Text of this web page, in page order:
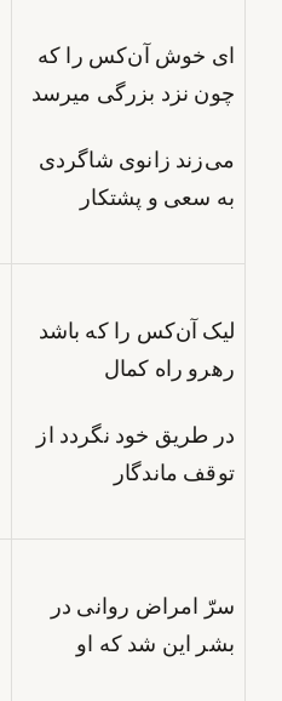
ای خوش آن‌کس را که
چون نزد بزرگی میرسد
می‌زند زانوی شاگردی
به سعی و پشتکار
لیک آن‌کس را که باشد
رهرو راه کمال
در طریق خود نگردد از
توقف ماندگار
سرّ امراض روانی در
بشر این شد که او